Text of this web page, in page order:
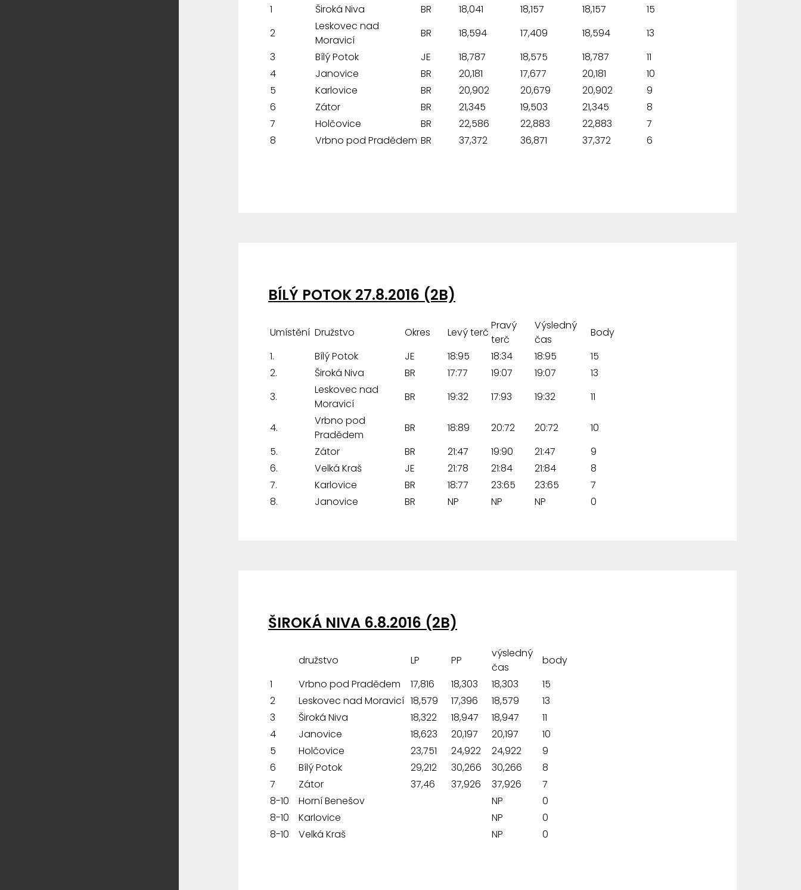
1
Široká Niva BR 18,041 18,157 18,157
15
2
Leskovec nad
Moravicí
BR 18,594 17,409 18,594
13
3
Bílý Potok JE 18,787 18,575 18,787
11
4
Janovice BR 20,181 17,677 20,181
10
5
Karlovice BR 20,902 20,679 20,902
9
6
Zátor BR 21,345 19,503 21,345
8
7
Holčovice BR 22,586 22,883 22,883
7
8
Vrbno pod Pradědem BR 37,372 36,871 37,372 6
BÍLÝ POTOK 27.8.2016 (2B)
Umístění Družstvo Okres Levý terč
Pravý
terč
Výsledný
čas
Body
1.
Bílý Potok JE 18:95 18:34 18:95
15
2.
Široká Niva BR 17:77 19:07 19:07
13
3.
Leskovec nad
Moravicí
BR 19:32 17:93 19:32 11
4.
Vrbno pod
Pradědem
BR 18:89 20:72 20:72
10
5.
Zátor BR 21:47 19:90 21:47
9
6.
Velká Kraš JE 21:78 21:84 21:84
8
7.
Karlovice BR 18:77 23:65 23:65
7
8.
Janovice BR NP NP NP 0
ŠIROKÁ NIVA 6.8.2016 (2B)
družstvo LP PP
výsledný
čas
body
1
Vrbno pod Pradědem 17,816 18,303 18,303
15
2
Leskovec nad Moravicí 18,579 17,396 18,579
13
3
Široká Niva 18,322 18,947 18,947
11
4
Janovice 18,623 20,197 20,197
10
5
Holčovice 23,751 24,922 24,922
9
6
Bílý Potok 29,212 30,266 30,266
8
7
Zátor 37,46 37,926 37,926
7
8-10
Horní Benešov NP
0
8-10
Karlovice NP
0
8-10
Velká Kraš NP 0